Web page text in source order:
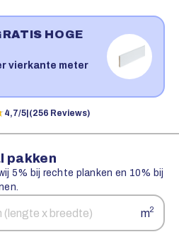
HOGE
vierkante meter
4,7/5 (256 Reviews)
pakken
5% bij rechte planken en 10% bij
m2